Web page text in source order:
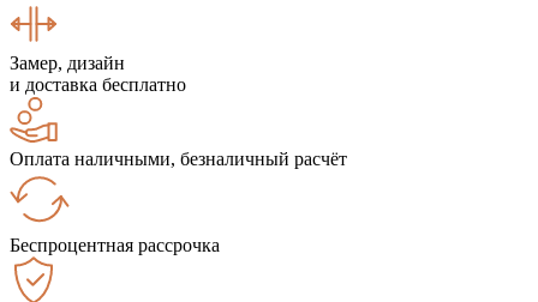
Замер, дизайн
и доставка бесплатно
Оплата наличными, безналичный расчёт
Беспроцентная рассрочка